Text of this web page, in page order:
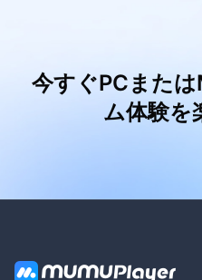
今すぐPCまた
ム体験を